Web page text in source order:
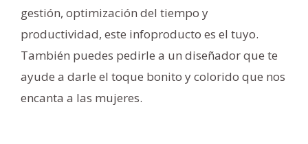
gestión, optimización del tiempo y
productividad, este infoproducto es el tuyo.
También puedes pedirle a un diseñador que te
ayude a darle el toque bonito y colorido que nos
encanta a las mujeres.